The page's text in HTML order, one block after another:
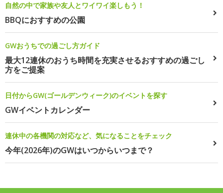
自然の中で家族や友人とワイワイ楽しもう！
BBQにおすすめの公園
GWおうちでの過ごし方ガイド
最大12連休のおうち時間を充実させるおすすめの過ごし
方をご提案
日付からGW(ゴールデンウィーク)のイベントを探す
GWイベントカレンダー
連休中の各機関の対応など、気になることをチェック
今年(2026年)のGWはいつからいつまで？